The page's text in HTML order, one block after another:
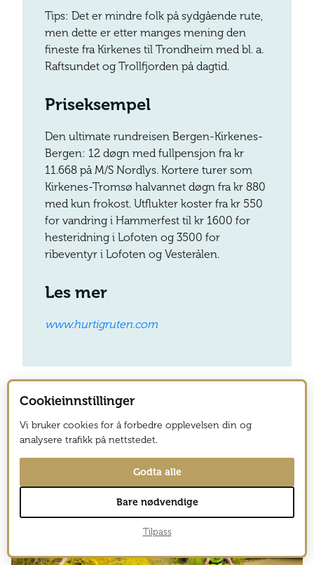
Tips: Det er mindre folk på sydgående rute,
men dette er etter manges mening den
fineste fra Kirkenes til Trondheim med bl. a.
Raftsundet og Trollfjorden på dagtid.
Priseksempel
Den ultimate rundreisen Bergen-Kirkenes-
Bergen: 12 døgn med fullpensjon fra kr
11.668 på M/S Nordlys. Kortere turer som
Kirkenes-Tromsø halvannet døgn fra kr 880
med kun frokost. Utflukter koster fra kr 550
for vandring i Hammerfest til kr 1600 for
hesteridning i Lofoten og 3500 for
ribeventyr i Lofoten og Vesterålen.
Les mer
www.hurtigruten.com
Relaterte saker
Cookieinnstillinger
Vi bruker cookies for å forbedre opplevelsen din og
analysere trafikk på nettstedet.
Godta alle
Bare nødvendige
Tilpass